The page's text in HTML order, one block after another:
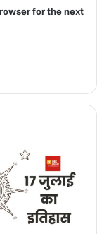
for the next